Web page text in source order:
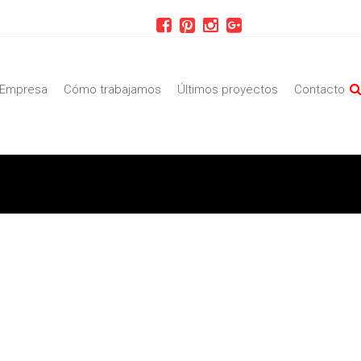
Empresa Cómo trabajamos Últimos proyectos Contacto